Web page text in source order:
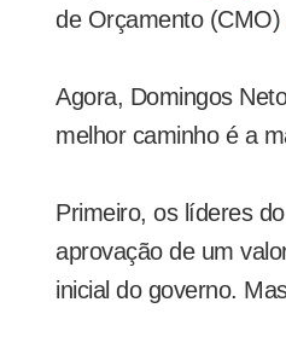
de Orçamento (CMO)
Agora, Domingos
melhor caminho é a
Primeiro, os líderes
aprovação de um
inicial do governo.